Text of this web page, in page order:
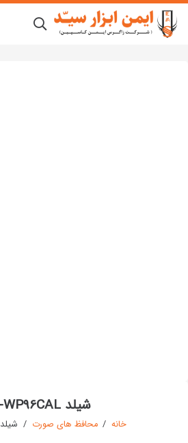
شیلد 3M-WP96CAL
خانه / محافظ های صورت / شیلد 3M-WP96CAL